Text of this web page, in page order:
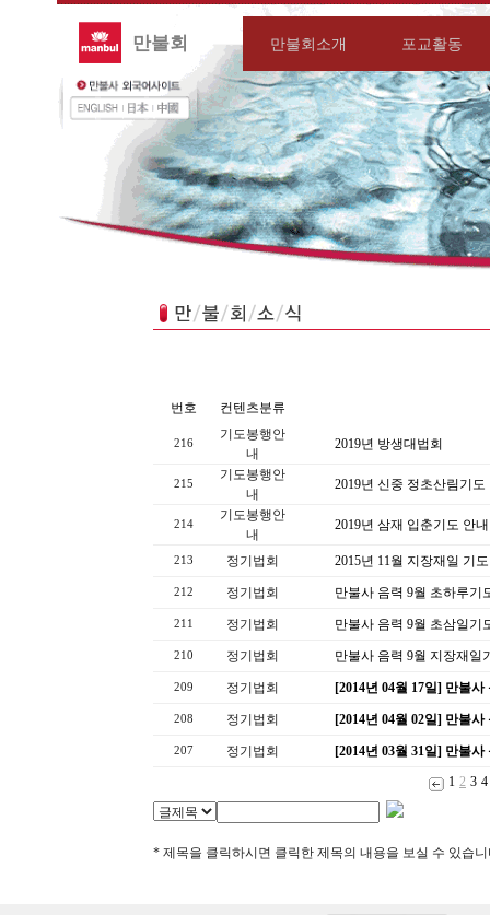
만불회 만불회소개 포교활동
번호 컨텐츠분류
216
기도봉행안
내
2019년 방생대법회
215
기도봉행안
내
2019년 신중 정초산림기도
214
기도봉행안
내
2019년 삼재 입춘기도 안내
213 정기법회 2015년 11월 지장재일 기
212 정기법회 만불사 음력 9월 초하루기
211 정기법회 만불사 음력 9월 초삼일기
210 정기법회 만불사 음력 9월 지장재일
209 정기법회 [2014년 04월 17일] 만불
208 정기법회 [2014년 04월 02일] 만불
207 정기법회
[2014년 03월 31일] 만불
1 2 3 4
* 제목을 클릭하시면 클릭한 제목의 내용을 보실 수 있습니